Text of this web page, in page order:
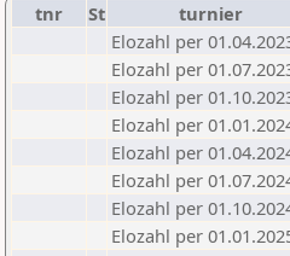
tnr St turnier
Elozahl per
Elozahl per
Elozahl per
Elozahl per
Elozahl per
Elozahl per
Elozahl per
Elozahl per